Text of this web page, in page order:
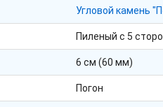
Угловой камень
Пиленый с 5
6 см (60 мм)
Погон